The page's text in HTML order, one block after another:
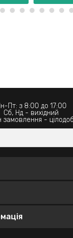
Пт: з 8:00 до 17:00
Сб, Нд - вихідний
замовлення -